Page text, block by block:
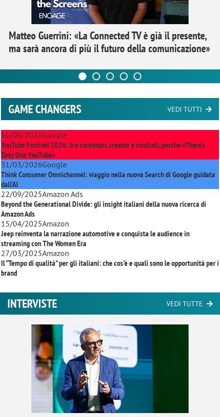
Matteo Guerrini: «La Connected TV è già il presente,
ma sarà ancora di più il futuro della comunicazione»
GAME CHANGERS VEDI TUTTI
16/06/2026Google
YouTube Festival 2026: tra contenuti, creator e risultati, perché «There’s
Only One YouTube»
31/03/2026Google
Think Consumer Omnichannel: viaggio nella nuova Search di Google guidata
dall'AI
22/09/2025Amazon Ads
Beyond the Generational Divide: gli insight italiani della nuova ricerca di
Amazon Ads
15/04/2025Amazon
Jeep reinventa la narrazione automotive e conquista le audience in
streaming conThe Women Era
27/03/2025Amazon
Il “Tempo di qualità” per gli italiani: che cos’è e quali sono le opportunità per i
brand
INTERVISTE VEDI TUTTE